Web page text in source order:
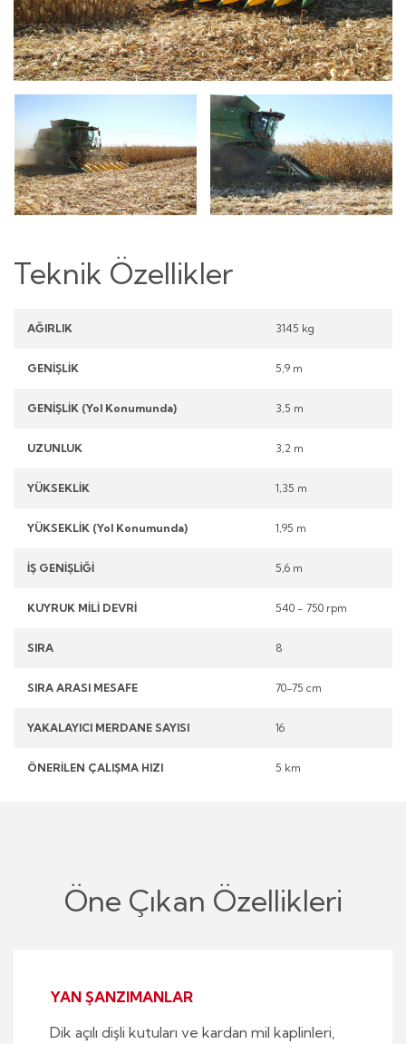
Teknik Özellikler
AĞIRLIK 3145 kg
GENİŞLİK 5,9 m
GENİŞLİK (Yol Konumunda) 3,5 m
UZUNLUK 3,2 m
YÜKSEKLİK 1,35 m
YÜKSEKLİK (Yol Konumunda) 1,95 m
İŞ GENİŞLİĞİ 5,6 m
KUYRUK MİLİ DEVRİ 540 - 750 rpm
SIRA 8
SIRA ARASI MESAFE 70-75 cm
YAKALAYICI MERDANE SAYISI 16
ÖNERİLEN ÇALIŞMA HIZI 5 km
Öne Çıkan Özellikleri
YAN ŞANZIMANLAR
Dik açılı dişli kutuları ve kardan mil kaplinleri,